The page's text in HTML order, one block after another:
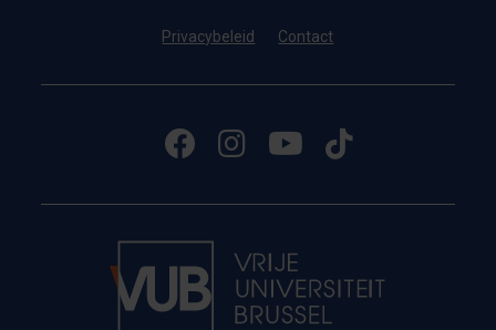
Privacybeleid Contact